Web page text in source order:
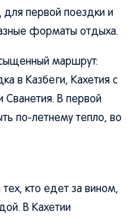
первой поездки и
форматы отдыха.
маршрут:
в Казбеги, Кахетия с
Сванетия. В первой
по-летнему тепло, во
кто едет за вином,
В Кахетии